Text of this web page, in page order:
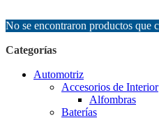
No se encontraron productos que
Categorías
Automotriz
Accesorios de Interior
Alfombras
Baterías